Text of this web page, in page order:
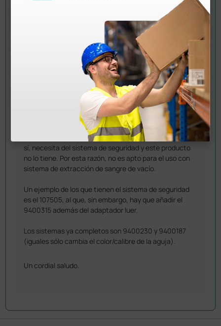
Buenos días el sistema de adaptador luer
para extracción de múltiples muestras se
puede adaptar a cualquier tipo de palomilla
epicraneal de extracción o es necesario
que disponga de sistema de seguridad la
palomilla? Muchas gracias.
Doctor Shop- 09/02/2024
sí, necesita del sistema de seguridad y este producto
no lo tiene. Por esta razón, no es apto para el uso con
sistema de extracción de sangre de vacío.
Un ejemplo de los que tienen el sistema de seguridad
es el 107505, al que, sin embargo, hay que añadir el
9400315 además del adaptador luer.
Los sistemas ya completos son 9400230 y 9400187
(iguales sólo cambia el color/calibre de la aguja).
Un cordial saludo.